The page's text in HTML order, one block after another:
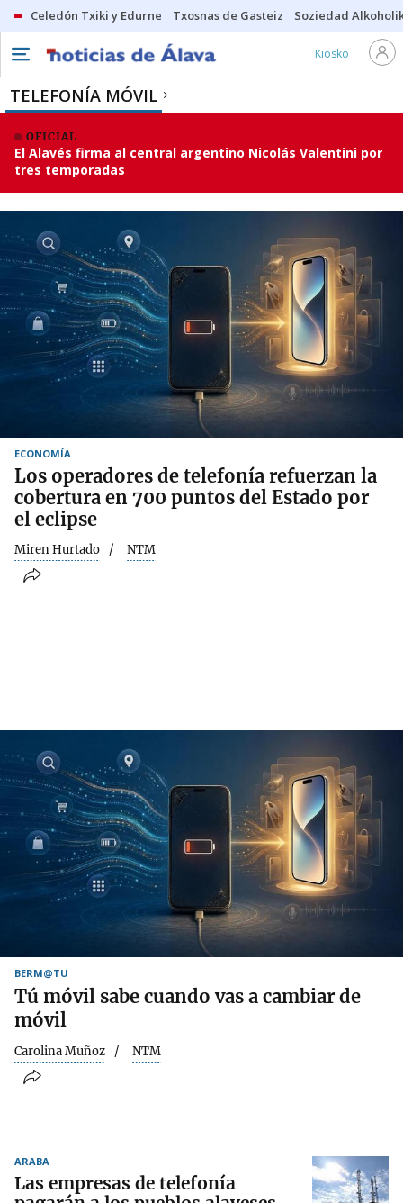
Celedón Txiki y Edurne Txosnas de Gasteiz Soziedad
Kiosko
TELEFONÍA MÓVIL
OFICIAL
El Alavés firma al central argentino Nicolás Valentini por
tres temporadas
ECONOMÍA
Los operadores de telefonía refuerzan la
cobertura en 700 puntos del Estado por
el eclipse
Miren Hurtado NTM
BERM@TU
Tú móvil sabe cuando vas a cambiar de
móvil
Carolina Muñoz NTM
ARABA
Las empresas de telefonía